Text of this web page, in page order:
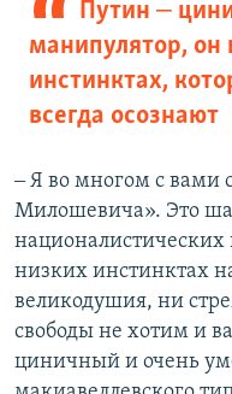
Путин ‒
манипулятор, он
инстинктах,
всегда осознают
‒ Я во многом с вами
Милошевича». Это
низких инстинктах
великодушия, ни
свободы не хотим и
циничный и очень